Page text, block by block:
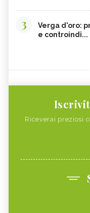
3
Verga d'oro:
e controindi...
Riceverai preziosi